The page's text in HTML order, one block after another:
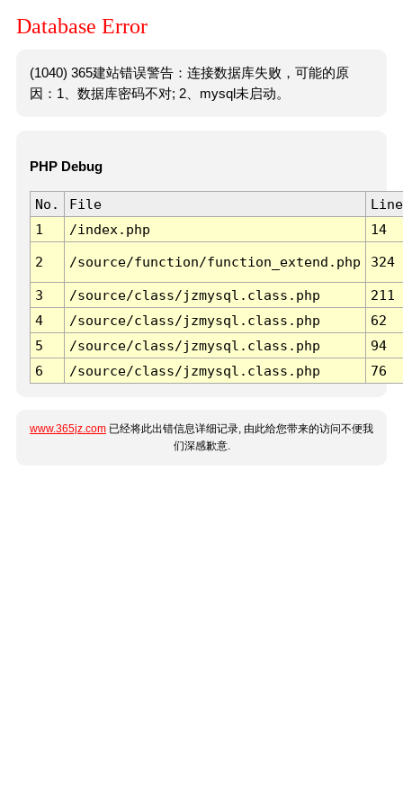
Database Error
(1040) 365建站错误警告：连接数据库失败，可能的原
因：1、数据库密码不对; 2、mysql未启动。
PHP Debug
No. File
Line
1
/index.php 14
2 /source/function/function_extend.php 324
3 /source/class/jzmysql.class.php
211
4
/source/class/jzmysql.class.php
62
5
/source/class/jzmysql.class.php
94
6
/source/class/jzmysql.class.php 76
www.365jz.com 已经将此出错信息详细记录, 由此给您带来的访问不便我
们深感歉意.